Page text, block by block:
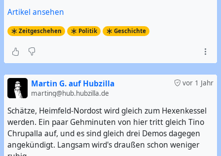
Artikel ansehen
Zeitgeschehen Politik Geschichte
vor 1 Jahr
Martin G. auf Hubzilla
marting@hub.hubzilla.de
Schätze, Heimfeld-Nordost wird gleich zum Hexenkessel
werden. Ein paar Gehminuten von hier tritt gleich Tino
Chrupalla auf, und es sind gleich drei Demos dagegen
angekündigt. Langsam wird's draußen schon weniger